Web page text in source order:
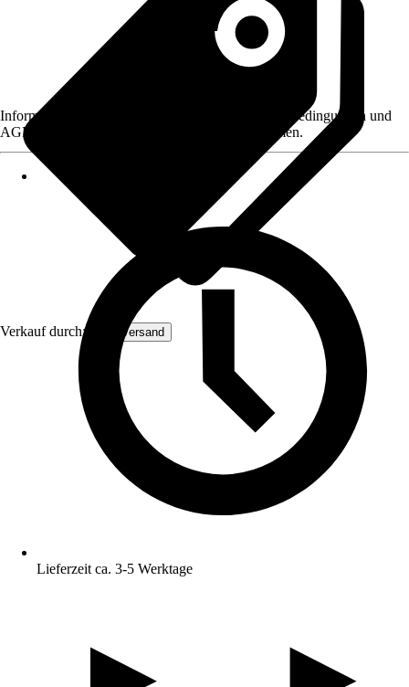
Verkauf durch: Malerversand
Informationen des Verkäufers, wie z. B. Rückgabebedingungen und
AGB, finden Sie bei Klick auf den Verkäufernamen.
Lieferzeit ca. 3-5 Werktage